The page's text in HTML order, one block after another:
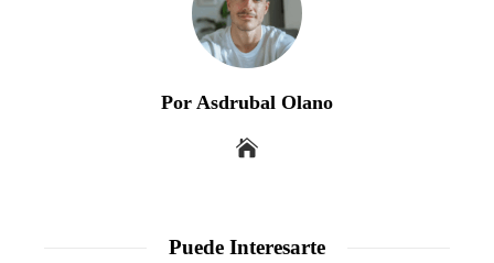
Por Asdrubal Olano
Puede Interesarte